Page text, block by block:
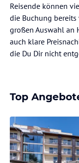
Reisende können
die Buchung
großen Auswahl an
auch klare
die Du Dir nicht
Top